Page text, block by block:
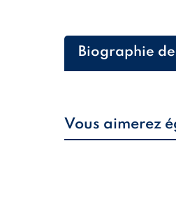
Biographie
Vous aimerez